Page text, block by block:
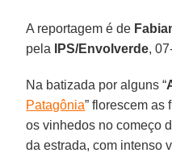
A reportagem é de
pela
IPS/Envolverde,
Na batizada por alguns “
Patagônia” florescem as
os vinhedos no começo
da estrada, com intenso